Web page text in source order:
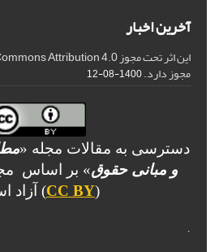
آخرین اخبار
مجوز دارد.1400-08-12
دسترسی به مقالات مجله «
و مبانی حقوق» بر اساس
(
CC BY) آزاد